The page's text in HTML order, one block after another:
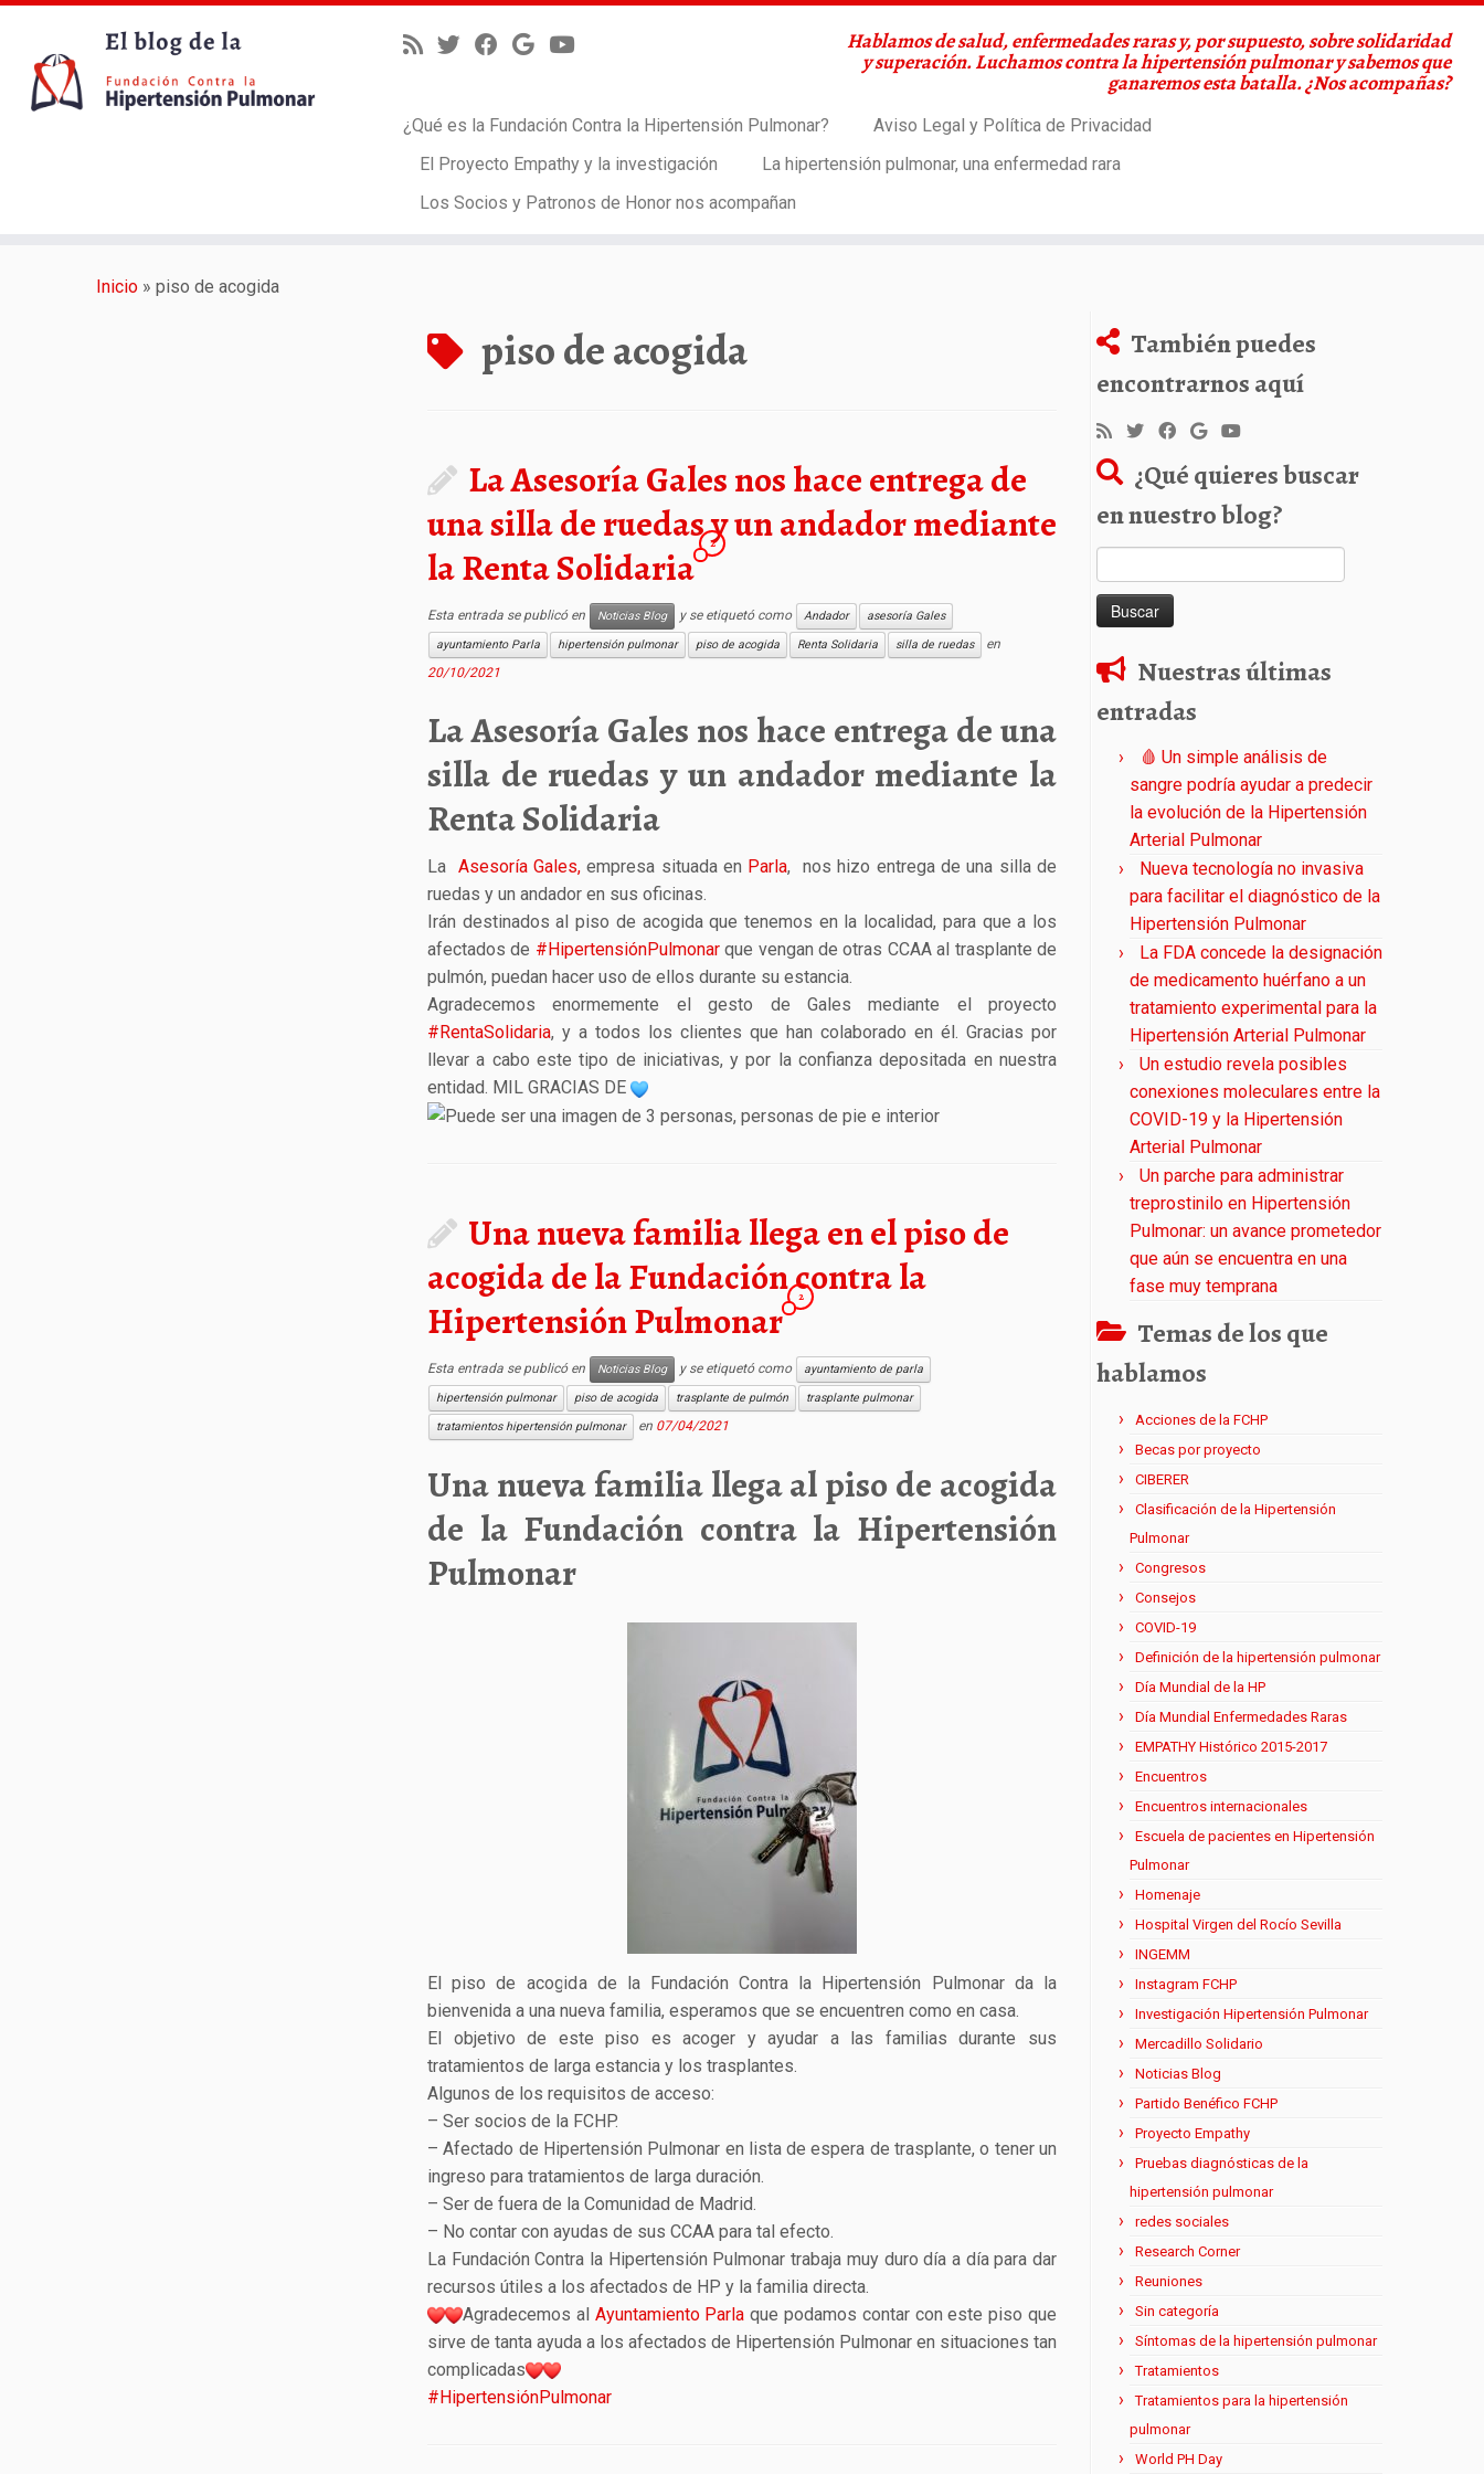
Hablamos de salud, enfermedades raras y, por supuesto, sobre solidaridad
y superación. Luchamos contra la hipertensión pulmonar y sabemos que
ganaremos esta batalla. ¿Nos acompañas?
¿Qué es la Fundación Contra la Hipertensión Pulmonar?
Aviso Legal y Política de Privacidad
El Proyecto Empathy y la investigación
La hipertensión pulmonar, una enfermedad rara
Los Socios y Patronos de Honor nos acompañan
Inicio » piso de acogida
piso de acogida
La Asesoría Gales nos hace entrega de
una silla de ruedas y un andador mediante
la Renta Solidaria
2
Esta entrada se publicó en Noticias Blog y se etiquetó como Andador
asesoría Gales
ayuntamiento Parla
hipertensión pulmonar piso de acogida Renta Solidaria silla de ruedas
en
20/10/2021
La Asesoría Gales nos hace entrega de una
silla de ruedas y un andador mediante la
Renta Solidaria
La Asesoría Gales, empresa situada en Parla, nos hizo entrega de una silla de
ruedas y un andador en sus oficinas.
Irán destinados al piso de acogida que tenemos en la localidad, para que a los
afectados de #HipertensiónPulmonarque vengan de otras CCAA al trasplante de
pulmón, puedan hacer uso de ellos durante su estancia.
Agradecemos enormemente el gesto de Gales mediante el proyecto
#RentaSolidaria, y a todos los clientes que han colaborado en él. Gracias por
llevar a cabo este tipo de iniciativas, y por la confianza depositada en nuestra
entidad. MIL GRACIAS DE
Una nueva familia llega en el piso de
acogida de la Fundación contra la
Hipertensión Pulmonar
2
Esta entrada se publicó en Noticias Blog y se etiquetó como
ayuntamiento de parla
hipertensión pulmonar
piso de acogida trasplante de pulmón
trasplante pulmonar
tratamientos hipertensión pulmonar
en 07/04/2021
Una nueva familia llega al piso de acogida
de la Fundación contra la Hipertensión
Pulmonar
El piso de acogida de la Fundación Contra la Hipertensión Pulmonar da la
bienvenida a una nueva familia, esperamos que se encuentren como en casa.
El objetivo de este piso es acoger y ayudar a las familias durante sus
tratamientos de larga estancia y los trasplantes.
Algunos de los requisitos de acceso:
– Ser socios de la FCHP.
– Afectado de Hipertensión Pulmonar en lista de espera de trasplante, o tener un
ingreso para tratamientos de larga duración.
– Ser de fuera de la Comunidad de Madrid.
– No contar con ayudas de sus CCAA para tal efecto.
La Fundación Contra la Hipertensión Pulmonar trabaja muy duro día a día para dar
recursos útiles a los afectados de HP y la familia directa.
Agradecemos al Ayuntamiento Parla que podamos contar con este piso que
sirve de tanta ayuda a los afectados de Hipertensión Pulmonar en situaciones tan
complicadas
#HipertensiónPulmonar
También puedes
encontrarnos aquí
¿Qué quieres buscar
en nuestro blog?
Nuestras últimas
entradas
🩸 Un simple análisis de
sangre podría ayudar a predecir
la evolución de la Hipertensión
Arterial Pulmonar
Nueva tecnología no invasiva
para facilitar el diagnóstico de la
Hipertensión Pulmonar
La FDA concede la designación
de medicamento huérfano a un
tratamiento experimental para la
Hipertensión Arterial Pulmonar
Un estudio revela posibles
conexiones moleculares entre la
COVID-19 y la Hipertensión
Arterial Pulmonar
Un parche para administrar
treprostinilo en Hipertensión
Pulmonar: un avance prometedor
que aún se encuentra en una
fase muy temprana
Temas de los que
hablamos
Acciones de la FCHP
Becas por proyecto
CIBERER
Clasificación de la Hipertensión
Pulmonar
Congresos
Consejos
COVID-19
Definición de la hipertensión pulmonar
Día Mundial de la HP
Día Mundial Enfermedades Raras
EMPATHY Histórico 2015-2017
Encuentros
Encuentros internacionales
Escuela de pacientes en Hipertensión
Pulmonar
Homenaje
Hospital Virgen del Rocío Sevilla
INGEMM
Instagram FCHP
Investigación Hipertensión Pulmonar
Mercadillo Solidario
Noticias Blog
Partido Benéfico FCHP
Proyecto Empathy
Pruebas diagnósticas de la
hipertensión pulmonar
redes sociales
Research Corner
Reuniones
Sin categoría
Síntomas de la hipertensión pulmonar
Tratamientos
Tratamientos para la hipertensión
pulmonar
World PH Day